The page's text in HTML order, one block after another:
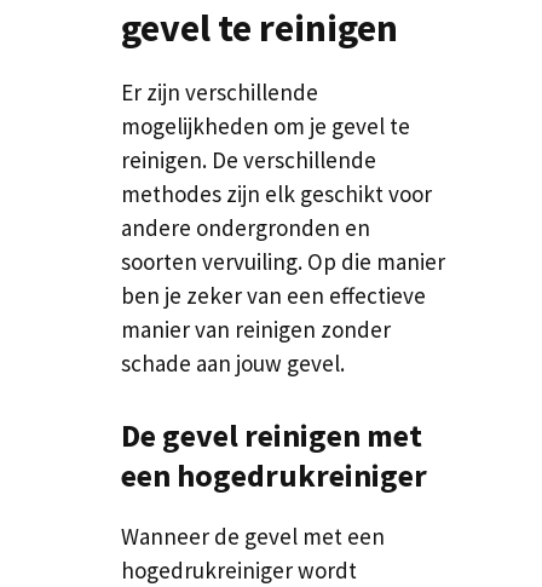
gevel te reinigen
Er zijn verschillende
mogelijkheden om je gevel te
reinigen. De verschillende
methodes zijn elk geschikt voor
andere ondergronden en
soorten vervuiling. Op die manier
ben je zeker van een effectieve
manier van reinigen zonder
schade aan jouw gevel.
De gevel reinigen met
een hogedrukreiniger
Wanneer de gevel met een
hogedrukreiniger wordt